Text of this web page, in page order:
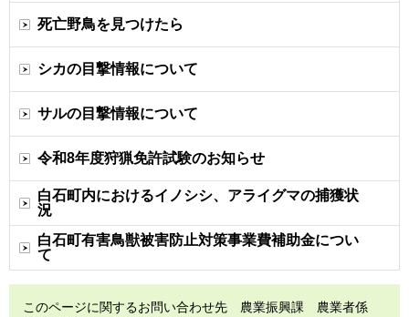
死亡野鳥を見つけたら
シカの目撃情報について
サルの目撃情報について
令和8年度狩猟免許試験のお知らせ
白石町内におけるイノシシ、アライグマの捕獲状
況
白石町有害鳥獣被害防止対策事業費補助金につい
て
このページに関するお問い合わせ先 農業振興課 農業者係